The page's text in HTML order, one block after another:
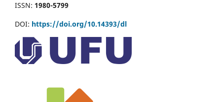
ISSN: 1980-5799
DOI: https://doi.org/10.14393/dl